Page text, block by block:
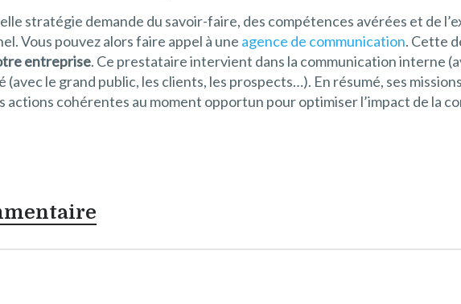
stratégie demande du savoir-faire, des compétences avérées et de
Vous pouvez alors faire appel à une agence de communication. Cette
entreprise. Ce prestataire intervient dans la communication interne
le grand public, les clients, les prospects…). En résumé, ses
actions cohérentes au moment opportun pour optimiser l’impact de la